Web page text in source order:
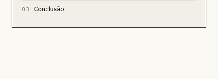
03 Conclusão